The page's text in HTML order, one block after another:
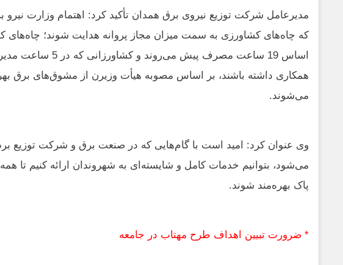
مدیرعامل شرکت توزیع نیروی برق همدان تأکید کرد: اهتمام وزارت نیرو
که چاه‌های کشاورزی به سمت میزان مجاز پروانه هدایت شوند؛ چاه‌های
اساس 19 ساعت مصرف پیش می‌روند و
همکاری داشته باشند، بر اساس مصوبه هیأت وزیرن از مشوق‌های برق
می‌شوند.
وی عنوان کرد: امید است با گام‌هایی که در صنعت برق و شرکت توزیع
می‌شود، بتوانیم خدمات کامل و شایسته‌ای به شهروندان ارائه کنیم تا
پاک بهره‌مند شوند.
* ضرورت تبیین اهداف طرح‌ مهتاب در جامعه